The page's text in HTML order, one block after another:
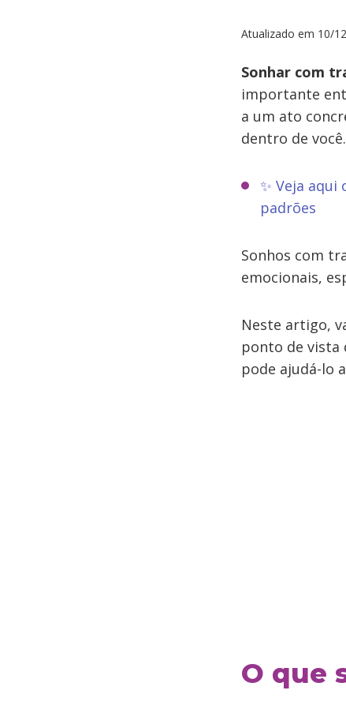
Atualizado em 10/
Sonhar com
importante
a um ato
dentro de você.
✨ Veja
padrões
Sonhos com
emocionais,
Neste artigo,
ponto de vista
pode ajudá-lo
O que